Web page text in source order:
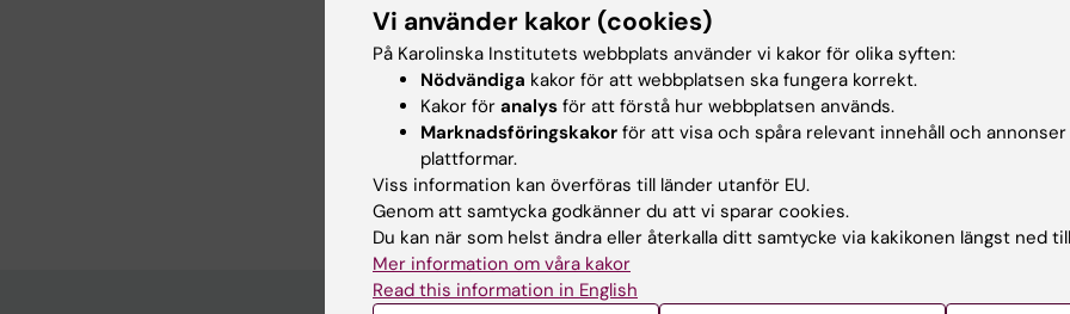
generella förståelsen för hur och varför immunförsvaret angriper kroppens
vävnader. Forskningen har resulterat i diagnostiska metoder, och kan på sikt
behandlingar.
Vi använder kakor (cookies)
På Karolinska Institutets webbplats använder vi kakor för olika syften:
Nödvändiga kakor för att webbplatsen ska fungera korrekt.
Kakor för analys för att förstå hur webbplatsen används.
Marknadsföringskakor för att visa och spåra relevant innehåll och
plattformar.
Viss information kan överföras till länder utanför EU.
Genom att samtycka godkänner du att vi sparar cookies.
Du kan när som helst ändra eller återkalla ditt samtycke via kakikonen längst ned
Mer information om våra kakor
Read this information in English